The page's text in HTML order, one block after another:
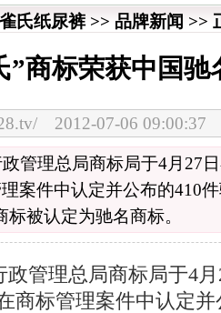
转型,毕竟母婴产品比较特殊。”
妇幼广场
氏纸尿裤 >> 品牌新闻 >>
”商标荣获中国驰
2012-07-06
管理总局商标局于4月27
案件中认定并公布的410
标被认定为驰名商标。
管理总局商标局于4
商标管理案件中认定